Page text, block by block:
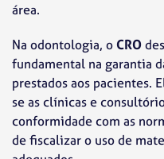
área.
Na odontologia, oCRO
fundamental na garantia
prestados aos pacientes.
se as clínicas e
conformidade com as
de fiscalizar o uso de